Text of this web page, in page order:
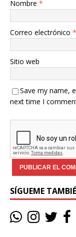
Nombre *
Correo electrónico *
Sitio web
Save my name,
next time I
SÍGUEME